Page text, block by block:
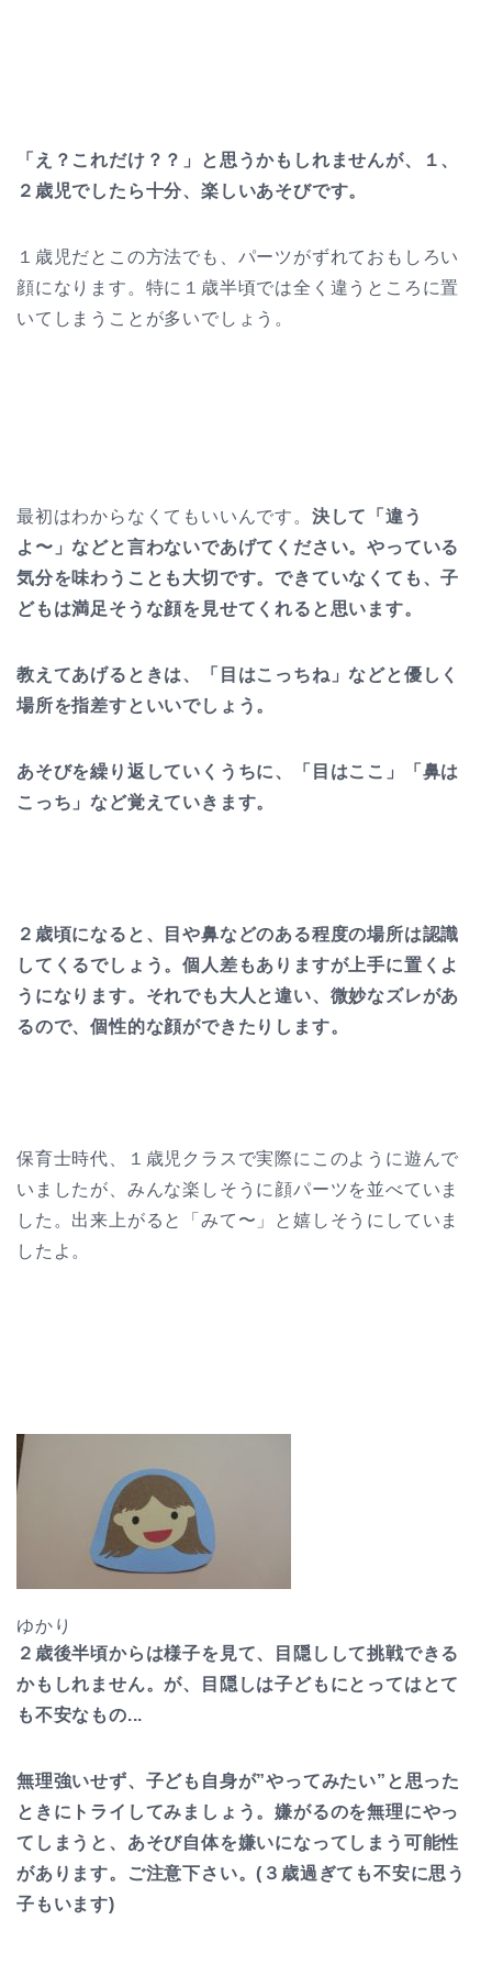
「え？これだけ？？」と思うかもしれませんが、１、
２歳児でしたら十分、楽しいあそびです。
１歳児だとこの方法でも、パーツがずれておもしろい
顔になります。特に１歳半頃では全く違うところに置
いてしまうことが多いでしょう。
最初はわからなくてもいいんです。 決して「違う
よ〜」などと言わないであげてください。やっている
気分を味わうことも大切です。できていなくても、子
どもは満足そうな顔を見せてくれると思います。
教えてあげるときは、「目はこっちね」などと優しく
場所を指差すといいでしょう。
あそびを繰り返していくうちに、「目はここ」「鼻は
こっち」など覚えていきます。
２歳頃になると、目や鼻などのある程度の場所は認識
してくるでしょう。個人差もありますが上手に置くよ
うになります。それでも大人と違い、微妙なズレがあ
るので、個性的な顔ができたりします。
保育士時代、１歳児クラスで実際にこのように遊んで
いましたが、みんな楽しそうに顔パーツを並べていま
した。出来上がると「みて〜」と嬉しそうにしていま
したよ。
ゆかり
２歳後半頃からは様子を見て、目隠しして挑戦できる
かもしれません。が、
目隠しは子どもにとってはとて
も不安なもの...
無理強いせず、子ども自身が”やってみたい”と思った
ときにトライしてみましょう。嫌がるのを無理にやっ
てしまうと、あそび自体を嫌いになってしまう可能性
があります。
ご注意下さい。(３歳過ぎても不安に思う
子もいます)